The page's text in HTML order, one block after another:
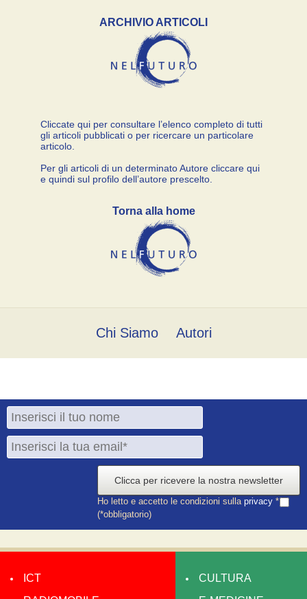
ARCHIVIO ARTICOLI
Cliccate qui per consultare l’elenco completo di tutti
gli articoli pubblicati o per ricercare un particolare
articolo.
Per gli articoli di un determinato Autore cliccare qui
e quindi sul profilo dell’autore prescelto.
Torna alla home
Chi Siamo Autori
Clicca per ricevere la nostra newsletter
Ho letto e accetto le condizioni sulla privacy *
(*obbligatorio)
ICT
CULTURA